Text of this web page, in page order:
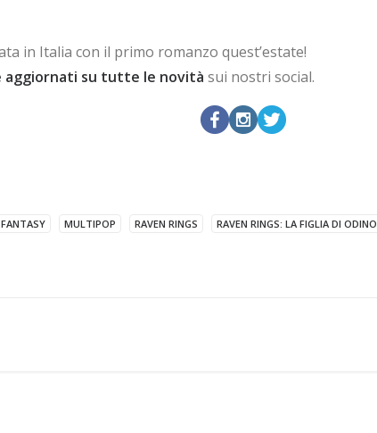
in Italia con il primo romanzo quest’estate!
aggiornati su tutte le novità sui nostri social.
MULTIPOP RAVEN RINGS RAVEN RINGS: LA FIGLIA DI ODINO